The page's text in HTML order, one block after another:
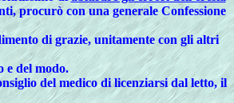
procurò con una generale Confessione
di grazie, unitamente con gli altri
e del modo.
del medico di licenziarsi dal letto, il